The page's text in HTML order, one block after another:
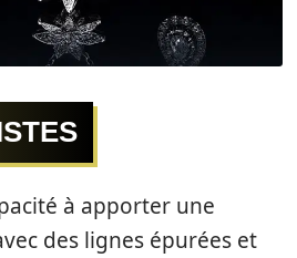
à apporter une
des lignes épurées et